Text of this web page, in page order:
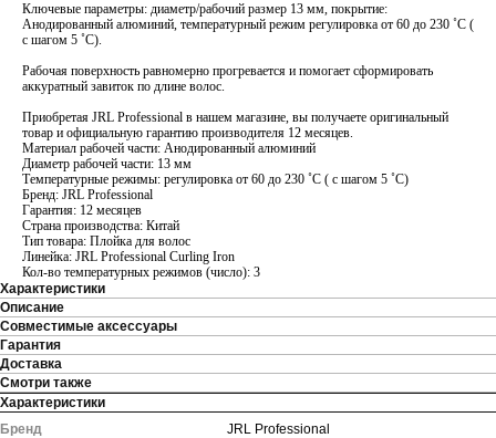
Ключевые параметры: диаметр/рабочий размер 13 мм, покрытие:
Анодированный алюминий, температурный режим регулировка от 60 до 230 ˚С (
с шагом 5 ˚С).
Рабочая поверхность равномерно прогревается и помогает сформировать
аккуратный завиток по длине волос.
Приобретая JRL Professional в нашем магазине, вы получаете оригинальный
товар и официальную гарантию производителя 12 месяцев.
Материал рабочей части: Анодированный алюминий
Диаметр рабочей части: 13 мм
Температурные режимы: регулировка от 60 до 230 ˚С ( с шагом 5 ˚С)
Бренд: JRL Professional
Гарантия: 12 месяцев
Страна производства: Китай
Тип товара: Плойка для волос
Линейка: JRL Professional Curling Iron
Кол-во температурных режимов (число): 3
Характеристики
Описание
Совместимые аксессуары
Гарантия
Доставка
Смотри также
Характеристики
Бренд
JRL Professional